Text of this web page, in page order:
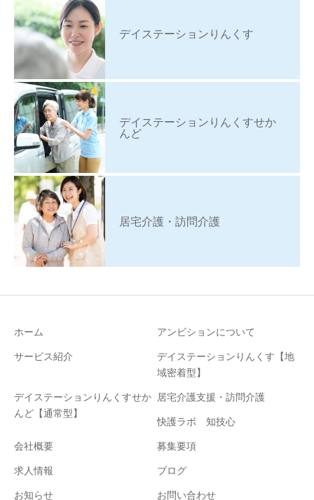
デイステーションりんくす
デイステーションりんくすせか
んど
居宅介護・訪問介護
ホーム
アンビションについて
サービス紹介
デイステーションりんくす【地
域密着型】
デイステーションりんくすせか
んど【通常型】
居宅介護支援・訪問介護
快護ラボ 知技心
会社概要
募集要項
求人情報
ブログ
お知らせ
お問い合わせ